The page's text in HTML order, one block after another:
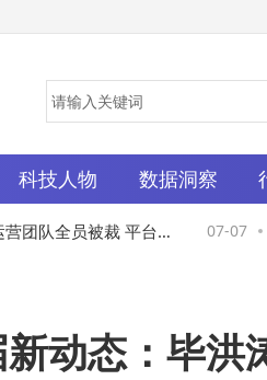
科技人物 数据洞察
队全员被裁 平台客
调整
07-07
动态：毕